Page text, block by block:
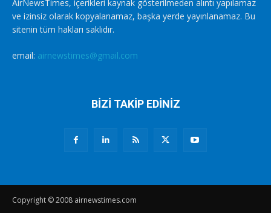
AirNewsTimes, içerikleri kaynak gösterilmeden alıntı yapılamaz
ve izinsiz olarak kopyalanamaz, başka yerde yayınlanamaz. Bu
sitenin tüm hakları saklıdır.
email: airnewstimes@gmail.com
BİZİ TAKİP EDİNİZ
Copyright © 2008 airnewstimes.com